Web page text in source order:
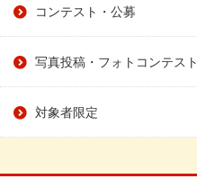
コンテスト・公募
写真投稿・フォトコンテスト
対象者限定